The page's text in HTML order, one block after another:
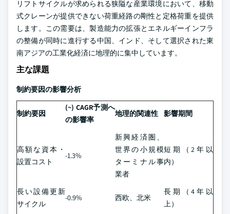
リフトサイクルが求められる狭隘な産業環境において、移動
式クレーンが提供できない荷重経路の剛性と定格荷重を提供
します。この需要は、製造能力の拡張とエネルギーインフラ
の整備が同時に進行する中国、インド、そして選択された東
南アジアの工業化経済に地理的に集中しています。
主な課題
制約要因の影響分析
制約要因
(~) CAGR予測へ
の影響率
地理的関連性 影響期間
高額な資本・
設置コスト
-1.3%
新興経済圏、
世界の小規模
ターミナル事
業者
短期（2年以
内）
長い設備更新
サイクル
-0.9% 西欧、北米
長期（4年以
上）